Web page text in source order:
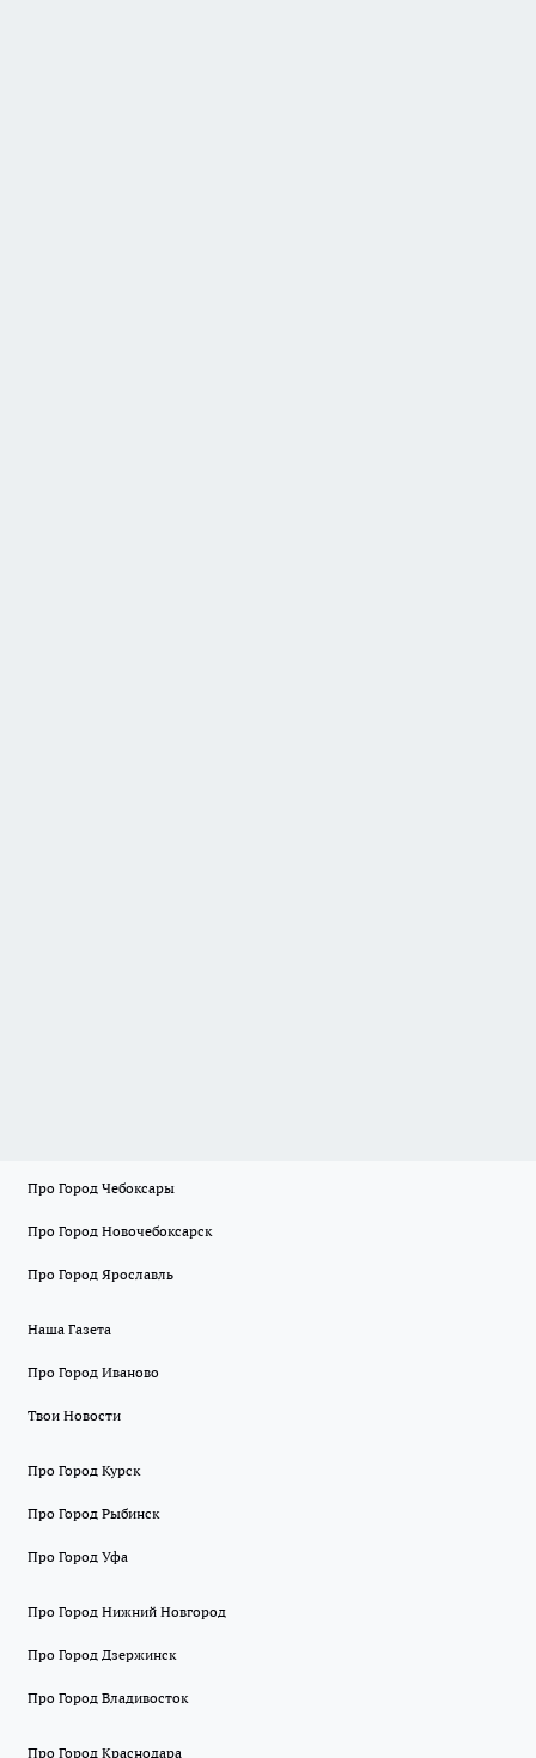
Про Город Чебоксары
Про Город Новочебоксарск
Про Город Ярославль
Наша Газета
Про Город Иваново
Твои Новости
Про Город Курск
Про Город Рыбинск
Про Город Уфа
Про Город Нижний Новгород
Про Город Дзержинск
Про Город Владивосток
Про Город Краснодара